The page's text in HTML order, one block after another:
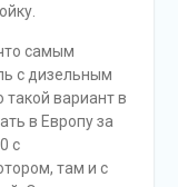
самым
с дизельным
вариант в
в Европу за
с
там и с